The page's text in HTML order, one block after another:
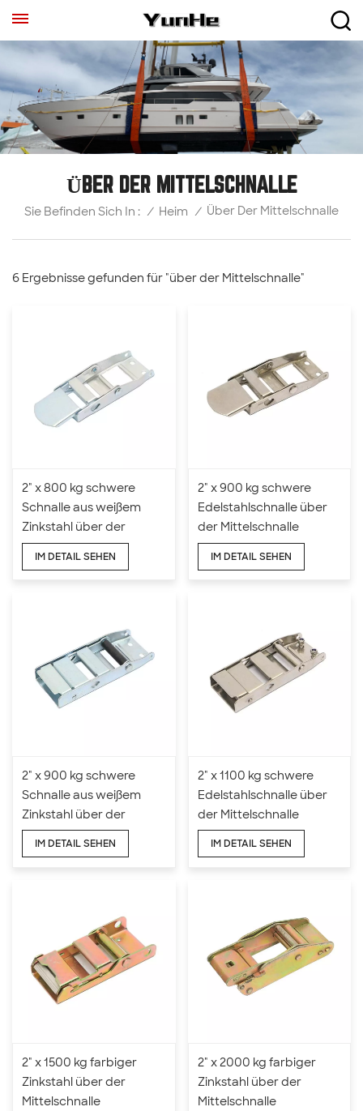
ÜBER DER MITTELSCHNALLE
Sie Befinden Sich In : / Heim / Über Der Mittelschnalle
6 Ergebnisse gefunden für "über der Mittelschnalle"
2" x 800 kg schwere
Schnalle aus weißem
Zinkstahl über der
Mittelschnalle
IM DETAIL SEHEN
2" x 900 kg schwere
Edelstahlschnalle über
der Mittelschnalle
IM DETAIL SEHEN
2" x 900 kg schwere
Schnalle aus weißem
Zinkstahl über der
Mittelschnalle
IM DETAIL SEHEN
2" x 1100 kg schwere
Edelstahlschnalle über
der Mittelschnalle
IM DETAIL SEHEN
2" x 1500 kg farbiger
Zinkstahl über der
Mittelschnalle
2" x 2000 kg farbiger
Zinkstahl über der
Mittelschnalle